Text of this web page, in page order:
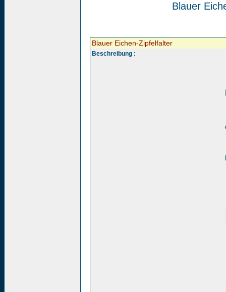
Blauer
Blauer Eichen-Zipfelfalter
Beschreibung :